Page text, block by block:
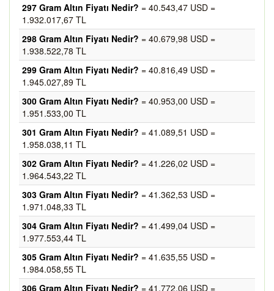
297 Gram Altın Fiyatı Nedir? = 40.543,47 USD =
1.932.017,67 TL
298 Gram Altın Fiyatı Nedir? = 40.679,98 USD =
1.938.522,78 TL
299 Gram Altın Fiyatı Nedir? = 40.816,49 USD =
1.945.027,89 TL
300 Gram Altın Fiyatı Nedir? = 40.953,00 USD =
1.951.533,00 TL
301 Gram Altın Fiyatı Nedir? = 41.089,51 USD =
1.958.038,11 TL
302 Gram Altın Fiyatı Nedir? = 41.226,02 USD =
1.964.543,22 TL
303 Gram Altın Fiyatı Nedir? = 41.362,53 USD =
1.971.048,33 TL
304 Gram Altın Fiyatı Nedir? = 41.499,04 USD =
1.977.553,44 TL
305 Gram Altın Fiyatı Nedir? = 41.635,55 USD =
1.984.058,55 TL
306 Gram Altın Fiyatı Nedir? = 41.772,06 USD =